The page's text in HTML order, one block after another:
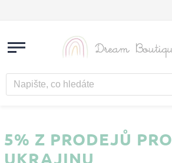
5% Z PRODEJŮ PRO
UKRAJINU